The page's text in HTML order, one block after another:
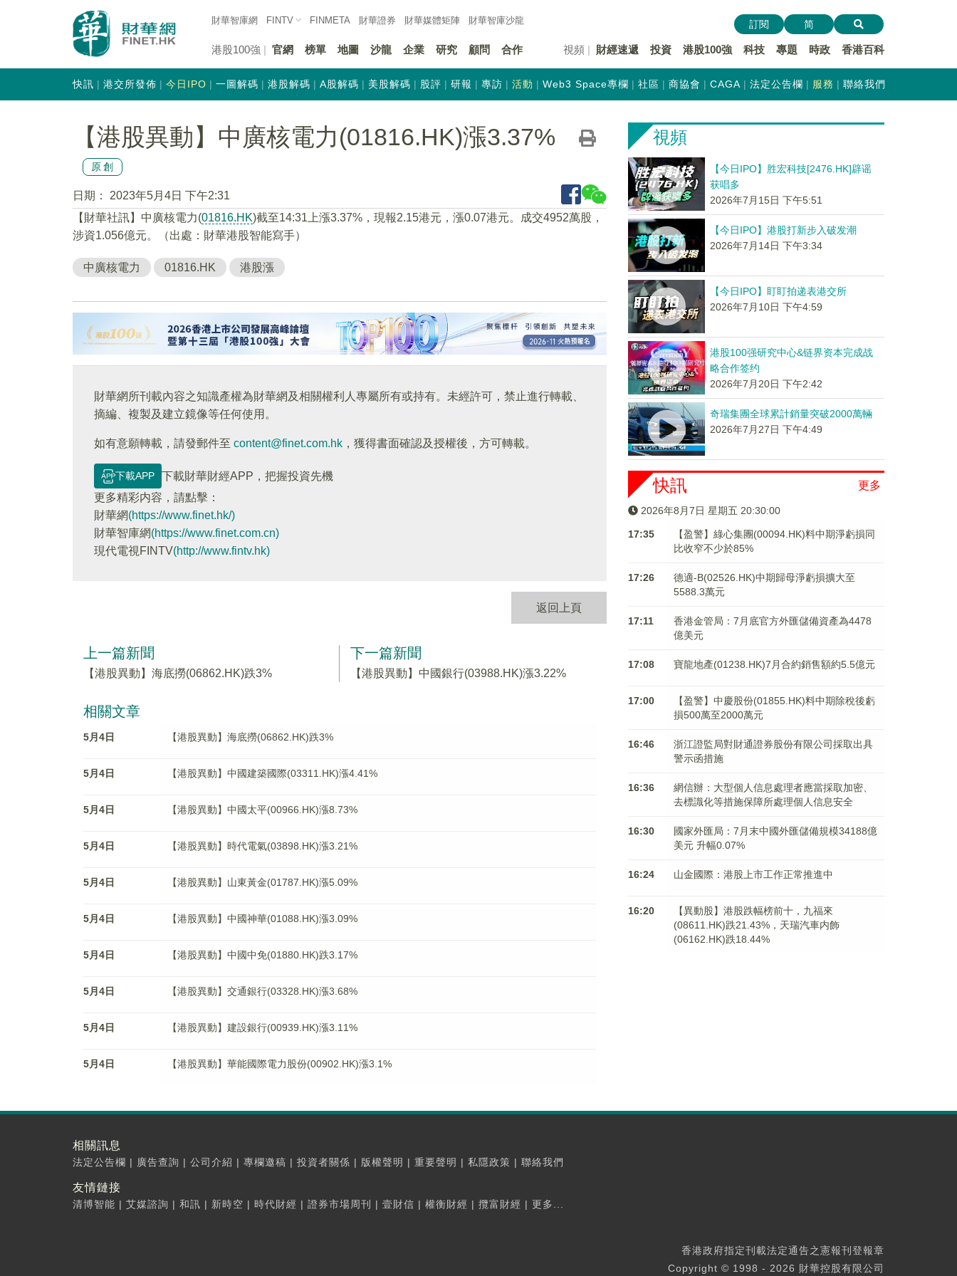
財華智庫網 FINTV FINMETA 財華證券 財華媒體矩陣 財華智庫沙龍
港股100強 官網 榜單 地圖 沙龍 企業 研究 顧問 合作 視頻 財經速遞 投資 港股100強 科技 專題 時政 香港百科
訂閱 简
快訊 港交所發佈 今日IPO 一圖解碼 港股解碼 A股解碼 美股解碼 股評 研報 專訪 活動 Web3 Space專欄 社區 商協會 CAGA 法定公告欄 服務 聯絡我們
【港股異動】中廣核電力(01816.HK)漲3.37%
原創
日期：
2023年5月4日 下午2:31
【財華社訊】中廣核電力(01816.HK)截至14:31上漲3.37%，現報2.15港元，漲0.07港元。成交4952萬股，
涉資1.056億元。（出處：財華港股智能寫手）
中廣核電力 01816.HK 港股漲
財華網所刊載內容之知識產權為財華網及相關權利人專屬所有或持有。未經許可，禁止進行轉載、
摘編、複製及建立鏡像等任何使用。
如有意願轉載，請發郵件至 content@finet.com.hk ，獲得書面確認及授權後，方可轉載。
下載APP
下載財華財經APP，把握投資先機
更多精彩内容，請點擊：
財華網(https://www.finet.hk/)
財華智庫網(https://www.finet.com.cn)
現代電視FINTV(http://www.fintv.hk)
返回上頁
上一篇新聞
【港股異動】海底撈(06862.HK)跌3%
下一篇新聞
【港股異動】中國銀行(03988.HK)漲3.22%
相關文章
5月4日 【港股異動】海底撈(06862.HK)跌3%
5月4日 【港股異動】中國建築國際(03311.HK)漲4.41%
5月4日 【港股異動】中國太平(00966.HK)漲8.73%
5月4日 【港股異動】時代電氣(03898.HK)漲3.21%
5月4日 【港股異動】山東黃金(01787.HK)漲5.09%
5月4日 【港股異動】中國神華(01088.HK)漲3.09%
5月4日 【港股異動】中國中免(01880.HK)跌3.17%
5月4日 【港股異動】交通銀行(03328.HK)漲3.68%
5月4日 【港股異動】建設銀行(00939.HK)漲3.11%
5月4日 【港股異動】華能國際電力股份(00902.HK)漲3.1%
視頻
【今日IPO】胜宏科技[2476.HK]辟谣
获唱多
2026年7月15日 下午5:51
【今日IPO】港股打新步入破发潮
2026年7月14日 下午3:34
【今日IPO】盯盯拍递表港交所
2026年7月10日 下午4:59
港股100强研究中心&链界资本完成战
略合作签约
2026年7月20日 下午2:42
奇瑞集團全球累計銷量突破2000萬輛
2026年7月27日 下午4:49
更多
快訊
2026年8月7日 星期五 20:30:00
17:35
【盈警】綠心集團(00094.HK)料中期淨虧損同
比收窄不少於85%
17:26
德適-B(02526.HK)中期歸母淨虧損擴大至
5588.3萬元
17:11
香港金管局：7月底官方外匯儲備資產為4478
億美元
17:08 寶龍地產(01238.HK)7月合約銷售額約5.5億元
17:00
【盈警】中慶股份(01855.HK)料中期除稅後虧
損500萬至2000萬元
16:46
浙江證監局對財通證券股份有限公司採取出具
警示函措施
16:36
網信辦：大型個人信息處理者應當採取加密、
去標識化等措施保障所處理個人信息安全
16:30
國家外匯局：7月末中國外匯儲備規模34188億
美元 升幅0.07%
16:24 山金國際：港股上市工作正常推進中
16:20
【異動股】港股跌幅榜前十，九福來
(08611.HK)跌21.43%，天瑞汽車内飾
(06162.HK)跌18.44%
相關訊息
法定公告欄 | 廣告查詢 | 公司介紹 | 專欄邀稿 | 投資者關係 | 版權聲明 | 重要聲明 | 私隱政策 | 聯絡我們
友情鏈接
清博智能 | 艾媒諮詢 | 和訊 | 新時空 | 時代財經 | 證券市場周刊 | 壹財信 | 權衡財經 | 攬富財經 | 更多...
香港政府指定刊載法定通告之憲報刊登報章
Copyright © 1998 - 2026 財華控股有限公司